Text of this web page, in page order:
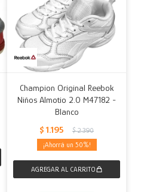
Champion Original Reebok
Niños Almotio 2.0 M47182 -
Blanco
$ 1.195 $ 2.390
50